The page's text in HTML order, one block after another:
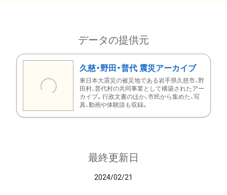
データの提供元
久慈・野田・普代 震災アーカイブ
東日本大震災の被災地である岩手県久慈市、野
田村、普代村の共同事業として構築されたアー
カイブ。行政文書のほか、市民から集めた、写
真、動画や体験談も収録。
最終更新日
2024/02/21